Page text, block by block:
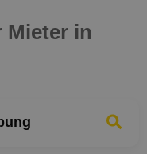
Mieter in